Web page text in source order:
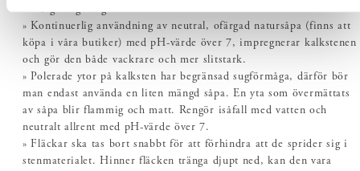
» Kontinuerlig användning av neutral, ofärgad natursåpa (finns att
köpa i våra butiker) med pH-värde över 7, impregnerar kalkstenen
och gör den både vackrare och mer slitstark.
» Polerade ytor på kalksten har begränsad sugförmåga, därför bör
man endast använda en liten mängd såpa. En yta som övermättats
av såpa blir flammig och matt. Rengör isåfall med vatten och
neutralt allrent med pH-värde över 7.
» Fläckar ska tas bort snabbt för att förhindra att de sprider sig i
stenmaterialet. Hinner fläcken tränga djupt ned, kan den vara